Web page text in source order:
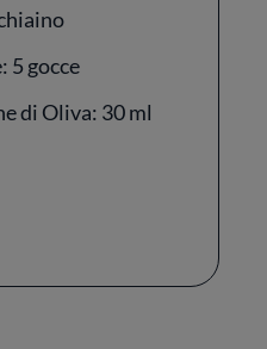
5 gocce
di Oliva: 30 ml